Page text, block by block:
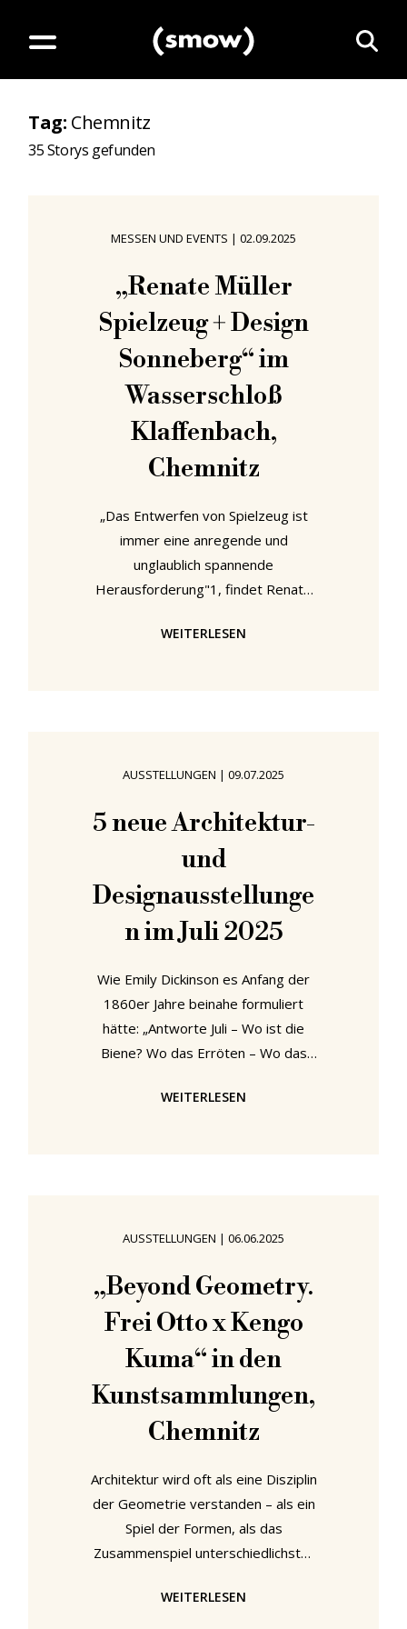
Tag: Chemnitz
35Storys gefunden
MESSEN UND EVENTS | 02.09.2025
„Renate Müller
Spielzeug + Design
Sonneberg“ im
Wasserschloß
Klaffenbach,
Chemnitz
„Das Entwerfen von Spielzeug ist
immer eine anregende und
unglaublich spannende
Herausforderung"1, findet Renate
für Müller nicht nur technischer
du das Herz dafür nicht hast und die
Liebe und den Verstand'.2 Mit der
Ausstellung „Renate Müller
Spielzeug + Design Sonneberg“ im
Wasserschloss Klaffenbach
WEITERLESEN
AUSSTELLUNGEN | 09.07.2025
5 neue Architektur-
und
Designausstellunge
n im Juli 2025
Wie Emily Dickinson es Anfang der
1860er Jahre beinahe formuliert
hätte: „Antworte Juli – Wo ist die
Biene? Wo das Erröten – Wo das
in einem Museum. Warum nicht
„Widerstände. Jüdische
Designer:innen der Moderne” im
Jüdischen Museum Berlin,
Deutschland Wie bereits bei „Design
of the Third
WEITERLESEN
AUSSTELLUNGEN | 06.06.2025
„Beyond Geometry.
Frei Otto x Kengo
Kuma“ in den
Kunstsammlungen,
Chemnitz
Architektur wird oft als eine Disziplin
der Geometrie verstanden – als ein
Spiel der Formen, als das
Zusammenspiel unterschiedlichster
verschiedenen Maßstabsebenen,
WEITERLESEN